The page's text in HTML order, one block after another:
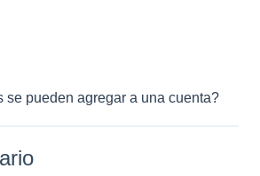
se pueden agregar a una cuenta?